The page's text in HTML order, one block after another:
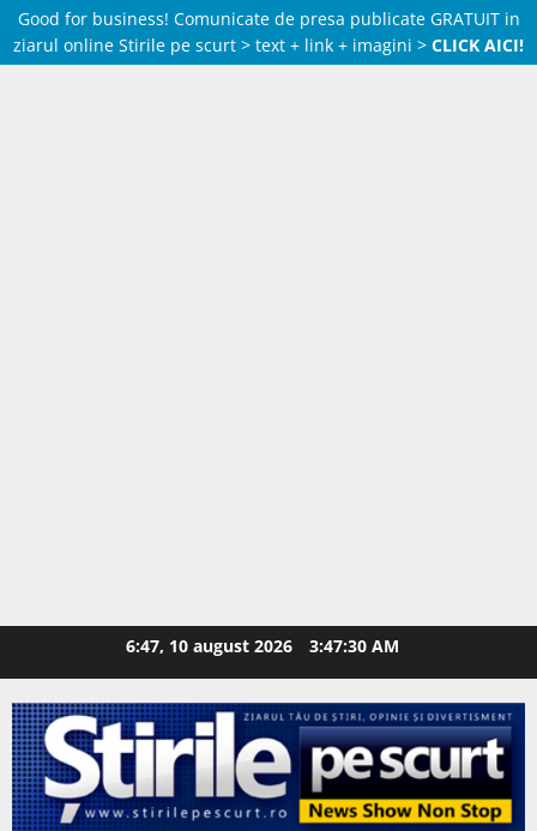
Good for business! Comunicate de presa publicate GRATUIT in
ziarul online Stirile pe scurt > text + link + imagini > CLICK AICI!
6:47, 10 august 2026 3:47:31 AM